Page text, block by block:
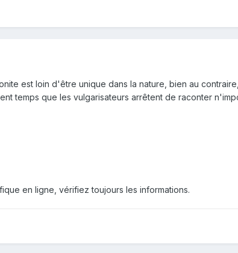
est loin d'être unique dans la nature, bien au
temps que les vulgarisateurs arrêtent de raconter
en ligne, vérifiez toujours les informations.